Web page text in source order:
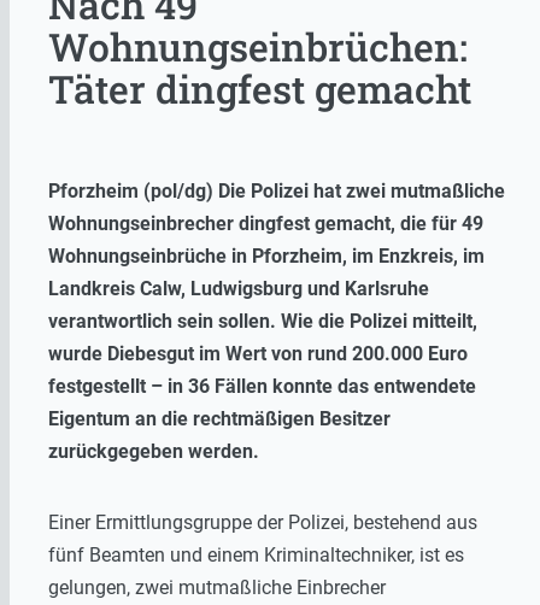
Wohnungseinbrüchen:
Täter dingfest gemacht
Pforzheim (pol/dg) Die Polizei hat zwei mutmaßliche
Wohnungseinbrecher dingfest gemacht, die für 49
Wohnungseinbrüche in Pforzheim, im Enzkreis, im
Landkreis Calw, Ludwigsburg und Karlsruhe
verantwortlich sein sollen. Wie die Polizei mitteilt,
wurde Diebesgut im Wert von rund 200.000 Euro
festgestellt – in 36 Fällen konnte das entwendete
Eigentum an die rechtmäßigen Besitzer
zurückgegeben werden.
Einer Ermittlungsgruppe der Polizei, bestehend aus
fünf Beamten und einem Kriminaltechniker, ist es
gelungen, zwei mutmaßliche Einbrecher